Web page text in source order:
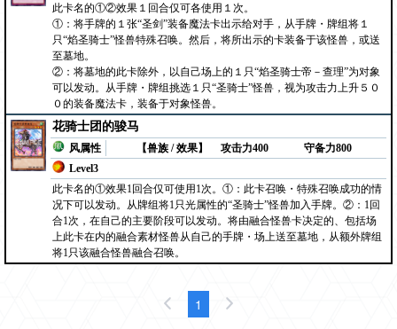
此卡名的①②效果１回合仅可各使用１次。
①：将手牌的１张“圣剑”装备魔法卡出示给对手，从手牌・牌组将１
只“焰圣骑士”怪兽特殊召唤。然后，将所出示的卡装备于该怪兽，或送
至墓地。
②：将墓地的此卡除外，以自己场上的１只“焰圣骑士帝－查理”为对象
可以发动。从手牌・牌组挑选１只“圣骑士”怪兽，视为攻击力上升５０
０的装备魔法卡，装备于对象怪兽。
花骑士团的骏马
风属性
【兽族 / 效果】
Level3
攻击力400 守备力800
此卡名的①效果1回合仅可使用1次。①：此卡召唤・特殊召唤成功的情
况下可以发动。从牌组将1只光属性的“圣骑士”怪兽加入手牌。②：1回
合1次，在自己的主要阶段可以发动。将由融合怪兽卡决定的、包括场
上此卡在内的融合素材怪兽从自己的手牌・场上送至墓地，从额外牌组
将1只该融合怪兽融合召唤。
1